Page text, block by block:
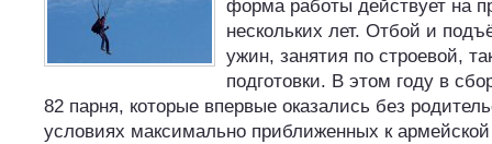
форма работы действует на
нескольких лет. Отбой и
ужин, занятия по строевой,
подготовки. В этом году в
82 парня, которые впервые оказались без
условиях максимально приближенных к